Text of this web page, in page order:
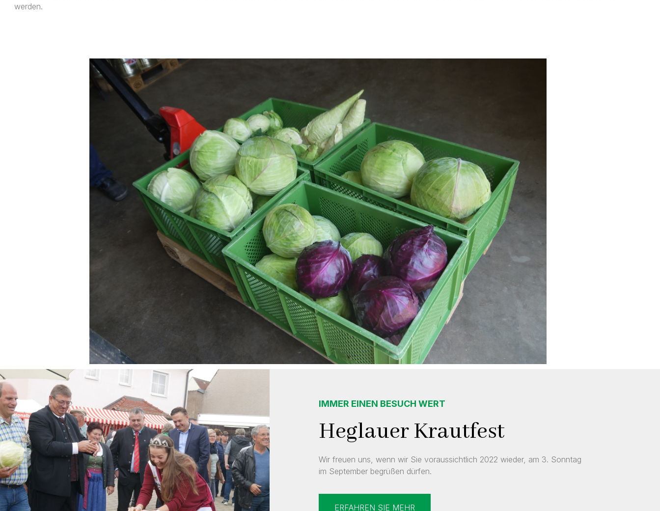
werden.
IMMER EINEN BESUCH WERT
Heglauer Krautfest
Wir freuen uns, wenn wir Sie voraussichtlich 2022 wieder, am 3. Sonntag
im September begrüßen dürfen.
ERFAHREN SIE MEHR